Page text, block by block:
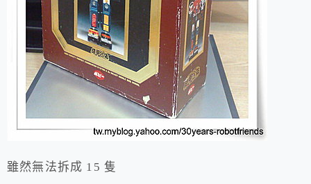
雖然無法拆成 15 隻